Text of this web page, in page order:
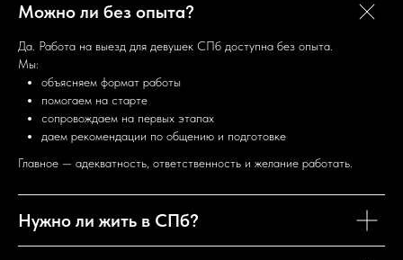
Можно ли без опыта?
Да. Работа на выезд для девушек СПб доступна без опыта.
Мы:
объясняем формат работы
помогаем на старте
сопровождаем на первых этапах
даем рекомендации по общению и подготовке
Главное — адекватность, ответственность и желание работать.
Нужно ли жить в СПб?